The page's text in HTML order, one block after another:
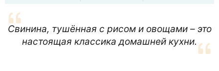
Свинина, тушённая с рисом и овощами – это
настоящая классика домашней кухни.